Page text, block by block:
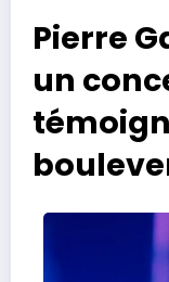
Pierre
un